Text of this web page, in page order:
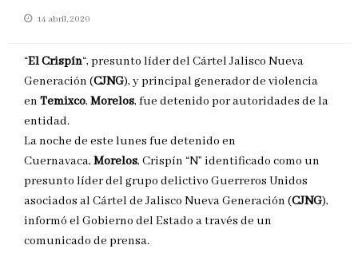
Publicado
14 abril, 2020
“El Crispín“, presunto líder del Cártel Jalisco Nueva
Generación (CJNG), y principal generador de violencia
en Temixco, Morelos, fue detenido por autoridades de la
entidad.
La noche de este lunes fue detenido en
Cuernavaca, Morelos, Crispín “N” identificado como un
presunto líder del grupo delictivo Guerreros Unidos
asociados al Cártel de Jalisco Nueva Generación (CJNG),
informó el Gobierno del Estado a través de un
comunicado de prensa.